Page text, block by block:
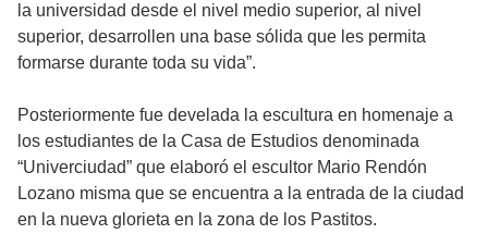
la universidad desde el nivel medio superior, al nivel
superior, desarrollen una base sólida que les permita
formarse durante toda su vida”.
Posteriormente fue develada la escultura en homenaje a
los estudiantes de la Casa de Estudios denominada
“Univerciudad” que elaboró el escultor Mario Rendón
Lozano misma que se encuentra a la entrada de la ciudad
en la nueva glorieta en la zona de los Pastitos.